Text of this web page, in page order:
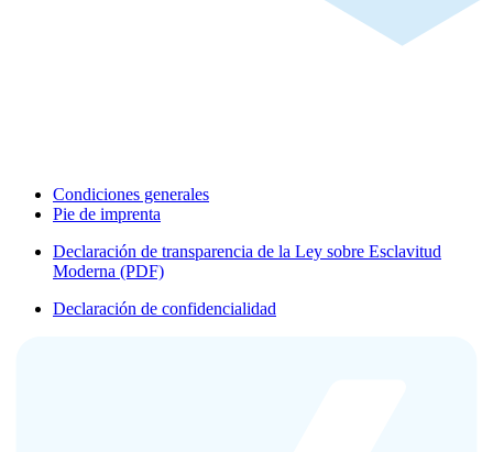
Condiciones generales
Pie de imprenta
Declaración de transparencia de la Ley sobre Esclavitud
Moderna (PDF)
Declaración de confidencialidad